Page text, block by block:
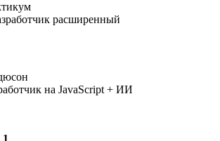
расширенный
на JavaScript + ИИ